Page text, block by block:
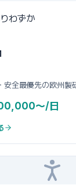
わずか
安全最優先の欧州製
〜/日